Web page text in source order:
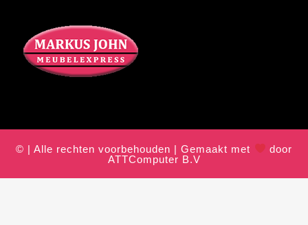
© | Alle rechten voorbehouden | Gemaakt met
door
ATTComputer B.V